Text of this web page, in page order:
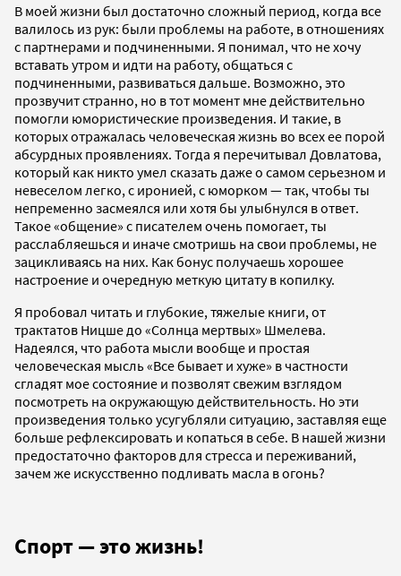
В моей жизни был достаточно сложный период, когда все
валилось из рук: были проблемы на работе, в отношениях
с партнерами и подчиненными. Я понимал, что не хочу
вставать утром и идти на работу, общаться с
подчиненными, развиваться дальше. Возможно, это
прозвучит странно, но в тот момент мне действительно
помогли юмористические произведения. И такие, в
которых отражалась человеческая жизнь во всех ее порой
абсурдных проявлениях. Тогда я перечитывал Довлатова,
который как никто умел сказать даже о самом серьезном и
невеселом легко, с иронией, с юморком — так, чтобы ты
непременно засмеялся или хотя бы улыбнулся в ответ.
Такое «общение» с писателем очень помогает, ты
расслабляешься и иначе смотришь на свои проблемы, не
зацикливаясь на них. Как бонус получаешь хорошее
настроение и очередную меткую цитату в копилку.
Я пробовал читать и глубокие, тяжелые книги, от
трактатов Ницше до «Солнца мертвых» Шмелева.
Надеялся, что работа мысли вообще и простая
человеческая мысль «Все бывает и хуже» в частности
сгладят мое состояние и позволят свежим взглядом
посмотреть на окружающую действительность. Но эти
произведения только усугубляли ситуацию, заставляя еще
больше рефлексировать и копаться в себе. В нашей жизни
предостаточно факторов для стресса и переживаний,
зачем же искусственно подливать масла в огонь?
Спорт — это жизнь!